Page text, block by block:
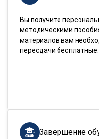
Вы получите
методическими
материалов вам
пересдачи бесплатные.
Завершение